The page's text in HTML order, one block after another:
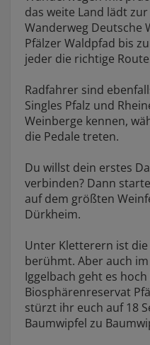
das weite Land lädt
Wanderweg Deutsche
Pfälzer Waldpfad bis
jeder die richtige
Radfahrer sind
Singles Pfalz und
Weinberge kennen,
die Pedale treten.
Du willst dein erstes
verbinden? Dann
auf dem größten
Dürkheim.
Unter Kletterern ist
berühmt. Aber auch im
Iggelbach geht es
Biosphärenreservat
stürzt ihr euch auf 18
Baumwipfel zu